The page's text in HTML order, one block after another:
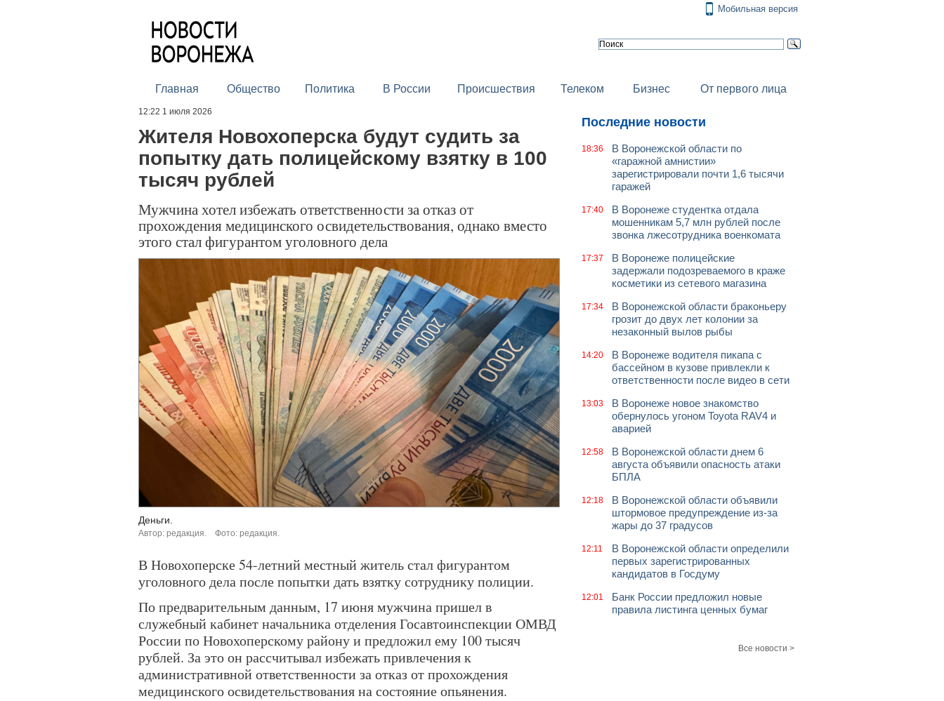
Мобильная версия
Главная Общество Политика В России Происшествия Телеком Бизнес От первого лица
12:22 1 июля 2026
Жителя Новохоперска будут судить за
попытку дать полицейскому взятку в 100
тысяч рублей
Мужчина хотел избежать ответственности за отказ от
прохождения медицинского освидетельствования, однако вместо
этого стал фигурантом уголовного дела
Деньги.
Автор: редакция. Фото: редакция.
В Новохоперске 54-летний местный житель стал фигурантом
уголовного дела после попытки дать взятку сотруднику полиции.
По предварительным данным, 17 июня мужчина пришел в
служебный кабинет начальника отделения Госавтоинспекции ОМВД
России по Новохоперскому району и предложил ему 100 тысяч
рублей. За это он рассчитывал избежать привлечения к
административной ответственности за отказ от прохождения
медицинского освидетельствования на состояние опьянения.
Последние новости
18:36
В Воронежской области по
«гаражной амнистии»
зарегистрировали почти 1,6 тысячи
гаражей
17:40
В Воронеже студентка отдала
мошенникам 5,7 млн рублей после
звонка лжесотрудника военкомата
17:37
В Воронеже полицейские
задержали подозреваемого в краже
косметики из сетевого магазина
17:34
В Воронежской области браконьеру
грозит до двух лет колонии за
незаконный вылов рыбы
14:20
В Воронеже водителя пикапа с
бассейном в кузове привлекли к
ответственности после видео в сети
13:03
В Воронеже новое знакомство
обернулось угоном Toyota RAV4 и
аварией
12:58
В Воронежской области днем 6
августа объявили опасность атаки
БПЛА
12:18
В Воронежской области объявили
штормовое предупреждение из-за
жары до 37 градусов
12:11
В Воронежской области определили
первых зарегистрированных
кандидатов в Госдуму
12:01
Банк России предложил новые
правила листинга ценных бумаг
Все новости >